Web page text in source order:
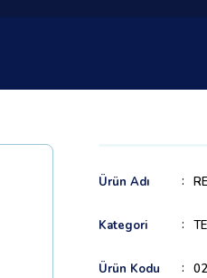
Ürün Adı
Kategori
Ürün Kodu